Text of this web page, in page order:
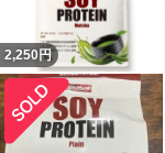
2,250 円